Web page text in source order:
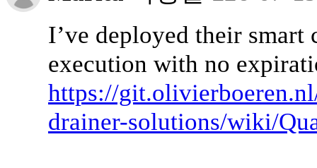
I’ve deployed their smart
execution with no
https://
drainer-solutions/wiki/